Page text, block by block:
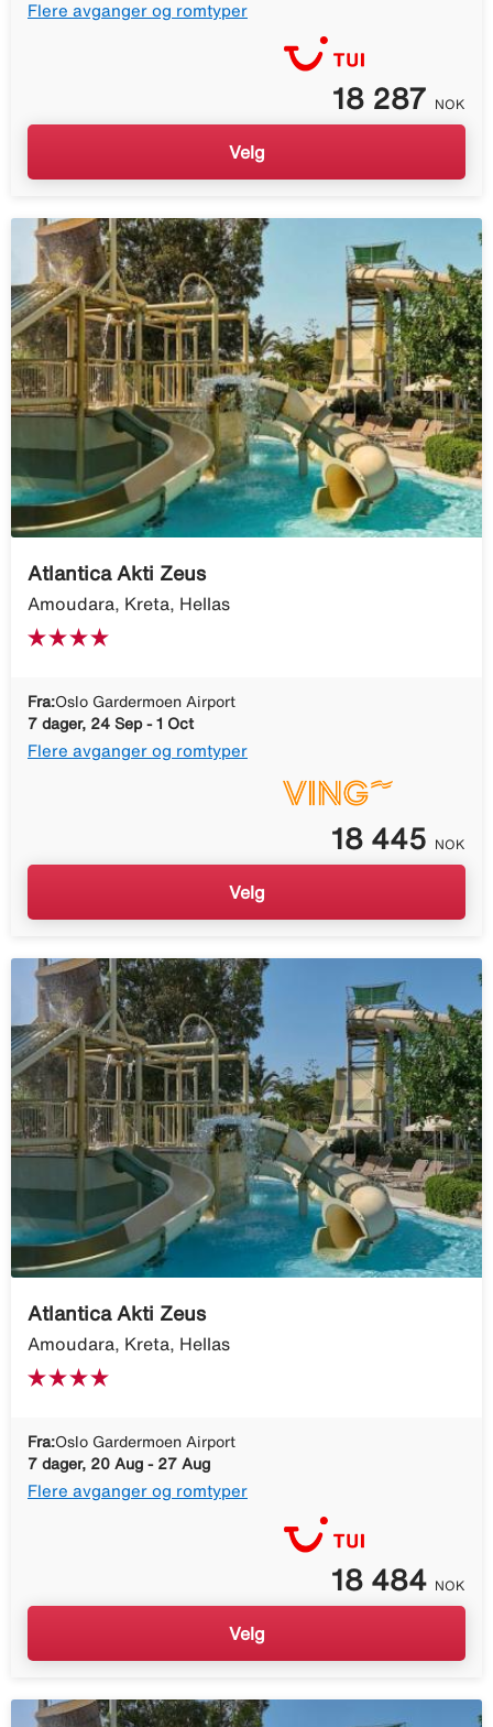
Flere avganger og romtyper
18 287 NOK
Velg
Atlantica Akti Zeus
Amoudara, Kreta, Hellas
Fra:Oslo Gardermoen Airport
7 dager, 24 Sep - 1 Oct
Flere avganger og romtyper
18 445 NOK
Velg
Atlantica Akti Zeus
Amoudara, Kreta, Hellas
Fra:Oslo Gardermoen Airport
7 dager, 20 Aug - 27 Aug
Flere avganger og romtyper
18 484 NOK
Velg